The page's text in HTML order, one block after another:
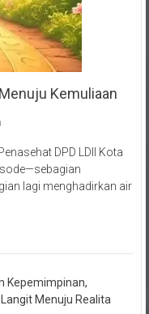
Kemuliaan
lagi menghadirkan air
Menuju Realita